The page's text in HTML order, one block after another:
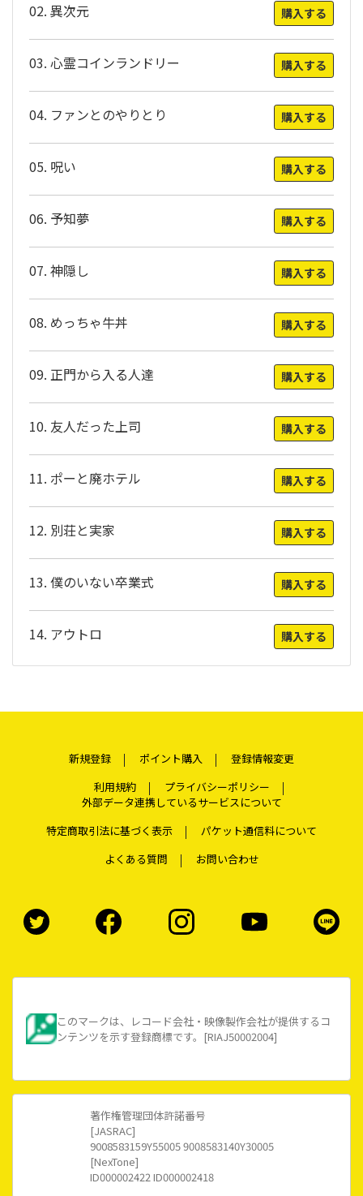
02. 異次元 購入する
03. 心霊コインランドリー 購入する
04. ファンとのやりとり 購入する
05. 呪い 購入する
06. 予知夢 購入する
07. 神隠し 購入する
08. めっちゃ牛丼 購入する
09. 正門から入る人達 購入する
10. 友人だった上司 購入する
11. ポーと廃ホテル 購入する
12. 別荘と実家 購入する
13. 僕のいない卒業式 購入する
14. アウトロ 購入する
新規登録 ポイント購入
登録情報変更
利用規約
プライバシーポリシー
外部データ連携しているサービスについて
特定商取引法に基づく表示
パケット通信料について
よくある質問
お問い合わせ
このマークは、レコード会社・映像製作会社が提供するコ
ンテンツを示す登録商標です。[RIAJ50002004]
著作権管理団体許諾番号
[JASRAC]
9008583159Y55005 9008583140Y30005
[NexTone]
ID000002422 ID000002418